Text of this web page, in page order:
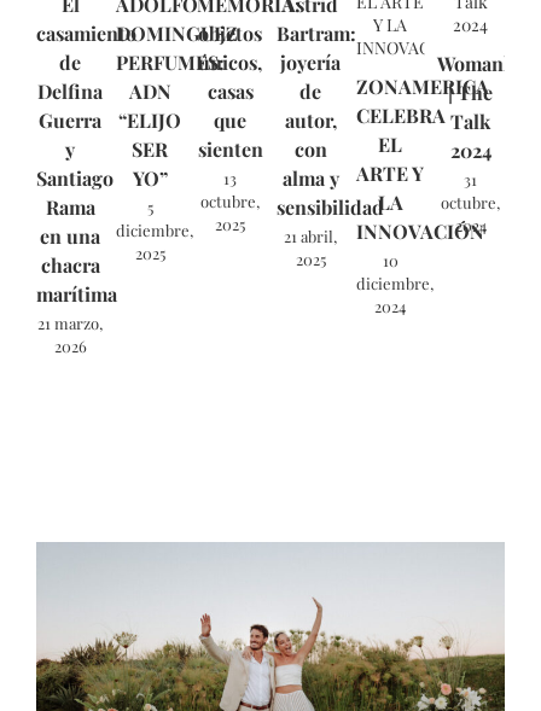
casamiento
de
Delfina
Guerra
y
Santiago
Rama
en una
chacra
marítima
21 marzo,
2026
DOMINGUEZ
PERFUMES:
ADN
“ELIJO
SER
YO”
5
diciembre,
2025
objetos
únicos,
casas
que
sienten
13
octubre,
2025
Bartram:
joyería
de
autor,
con
alma y
sensibilidad
21 abril,
2025
ZONAMERICA
CELEBRA
EL
ARTE Y
LA
INNOVACIÓN
10
diciembre,
2024
| The
Talk
2024
31
octubre,
2024